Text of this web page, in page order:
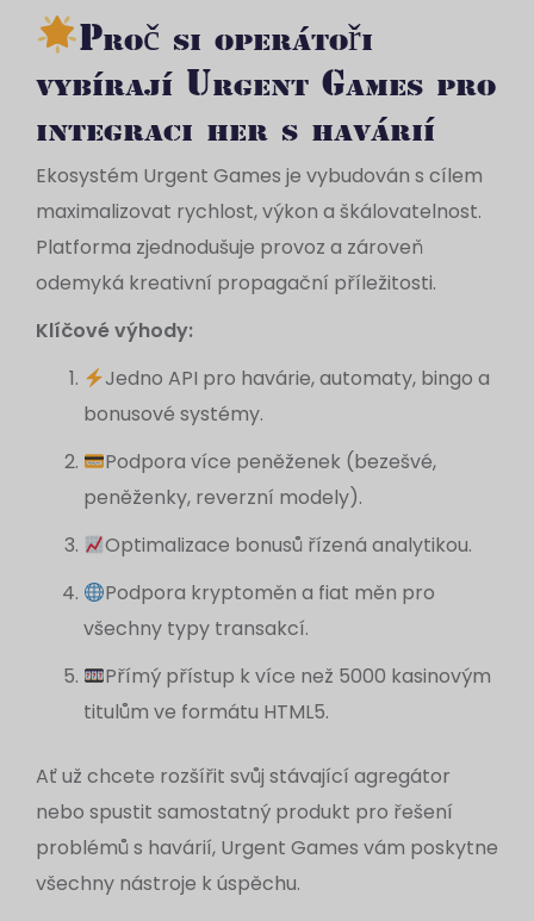
Proč si operátoři
vybírají Urgent Games pro
integraci her s havárií
Ekosystém Urgent Games je vybudován s cílem
maximalizovat rychlost, výkon a škálovatelnost.
Platforma zjednodušuje provoz a zároveň
odemyká kreativní propagační příležitosti.
Klíčové výhody:
Jedno API pro havárie, automaty, bingo a
bonusové systémy.
Podpora více peněženek (bezešvé,
peněženky, reverzní modely).
Optimalizace bonusů řízená analytikou.
Podpora kryptoměn a fiat měn pro
všechny typy transakcí.
Přímý přístup k více než 5000 kasinovým
titulům ve formátu HTML5.
Ať už chcete rozšířit svůj stávající agregátor
nebo spustit samostatný produkt pro řešení
problémů s havárií, Urgent Games vám poskytne
všechny nástroje k úspěchu.